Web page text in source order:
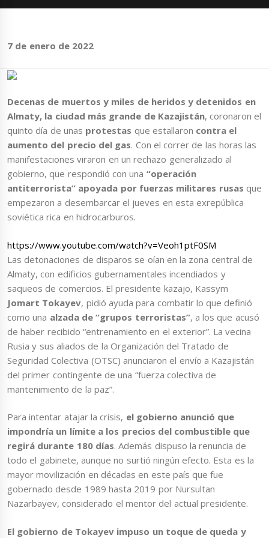
7 de enero de 2022
Decenas de muertos y miles de heridos y detenidos en
Almaty, la ciudad más grande de Kazajistán, coronaron el
quinto día de unas protestas que estallaron contra el
aumento del precio del gas. Con el correr de las horas las
manifestaciones viraron en un rechazo generalizado al
gobierno, que respondió con una “operación
antiterrorista” apoyada por fuerzas militares rusas que
empezaron a desembarcar el jueves en esta exrepública
soviética rica en hidrocarburos.
https://www.youtube.com/watch?v=Veoh1ptF0SM
Las detonaciones de disparos se oían en la zona central de
Almaty, con edificios gubernamentales incendiados y
saqueos de comercios. El presidente kazajo, Kassym
Jomart Tokayev, pidió ayuda para combatir lo que definió
como una alzada de “grupos terroristas”, a los que acusó
de haber recibido “entrenamiento en el exterior”. La vecina
Rusia y sus aliados de la Organización del Tratado de
Seguridad Colectiva (OTSC) anunciaron el envío a Kazajistán
del primer contingente de una “fuerza colectiva de
mantenimiento de la paz”.
Para intentar atajar la crisis, el gobierno anunció que
impondría un límite a los precios del combustible que
regirá durante 180 días. Además dispuso la renuncia de
todo el gabinete, aunque no surtió ningún efecto. Esta es la
mayor movilización en décadas en este país que fue
gobernado desde 1989 hasta 2019 por Nursultan
Nazarbayev, considerado el mentor del actual presidente.
El gobierno de Tokayev impuso un toque de queda y